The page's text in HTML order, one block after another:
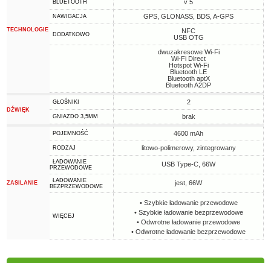
TECHNOLOGIE
BLUETOOTH v 5
NAWIGACJA GPS, GLONASS, BDS, A-GPS
DODATKOWO
NFC
USB OTG
dwuzakresowe Wi-Fi
Wi-Fi Direct
Hotspot Wi-Fi
Bluetooth LE
Bluetooth aptX
Bluetooth A2DP
DŹWIĘK
GŁOŚNIKI 2
GNIAZDO 3,5MM brak
ZASILANIE
POJEMNOŚĆ 4600 mAh
RODZAJ litowo-polimerowy, zintegrowany
ŁADOWANIE
PRZEWODOWE
USB Type-C, 66W
ŁADOWANIE
BEZPRZEWODOWE
jest, 66W
WIĘCEJ
• Szybkie ładowanie przewodowe
• Szybkie ładowanie bezprzewodowe
• Odwrotne ładowanie przewodowe
• Odwrotne ładowanie bezprzewodowe